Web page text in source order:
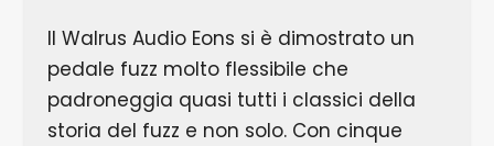
Il Walrus Audio Eons si è dimostrato un
pedale fuzz molto flessibile che
padroneggia quasi tutti i classici della
storia del fuzz e non solo. Con cinque